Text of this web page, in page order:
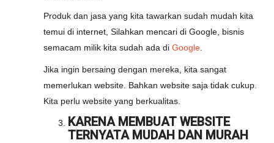
Produk dan jasa yang kita tawarkan sudah mudah kita
temui di internet, Silahkan mencari di Google, bisnis
semacam milik kita sudah ada di Google
Jika ingin bersaing dengan mereka, kita sangat
memerlukan website. Bahkan website saja tidak cukup.
Kita perlu website yang berkualitas.
KARENA MEMBUAT WEBSITE
TERNYATA MUDAH DAN MURAH